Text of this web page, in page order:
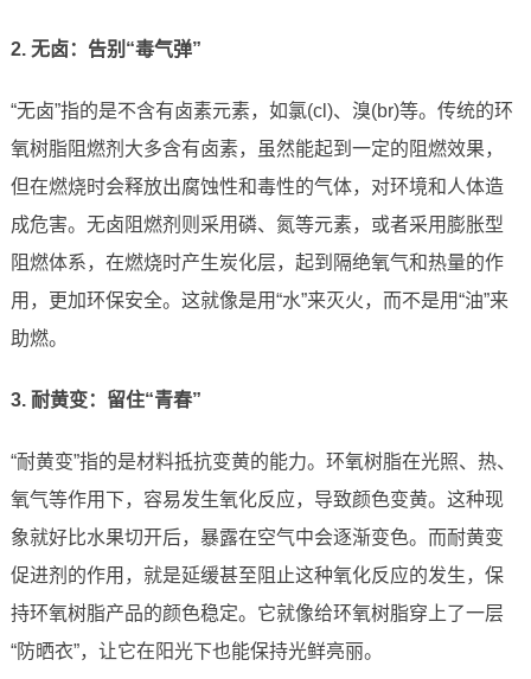
2. 无卤：告别“毒气弹”
“无卤”指的是不含有卤素元素，如氯(cl)、溴(br)等。传统的环
氧树脂阻燃剂大多含有卤素，虽然能起到一定的阻燃效果，
但在燃烧时会释放出腐蚀性和毒性的气体，对环境和人体造
成危害。无卤阻燃剂则采用磷、氮等元素，或者采用膨胀型
阻燃体系，在燃烧时产生炭化层，起到隔绝氧气和热量的作
用，更加环保安全。这就像是用“水”来灭火，而不是用“油”来
助燃。
3. 耐黄变：留住“青春”
“耐黄变”指的是材料抵抗变黄的能力。环氧树脂在光照、热、
氧气等作用下，容易发生氧化反应，导致颜色变黄。这种现
象就好比水果切开后，暴露在空气中会逐渐变色。而耐黄变
促进剂的作用，就是延缓甚至阻止这种氧化反应的发生，保
持环氧树脂产品的颜色稳定。它就像给环氧树脂穿上了一层
“防晒衣”，让它在阳光下也能保持光鲜亮丽。